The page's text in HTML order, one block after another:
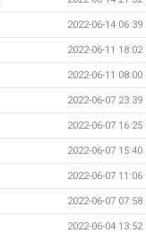
2022-06-14 06:39
2022-06-11 18:02
2022-06-11 08:00
2022-06-07 23:39
2022-06-07 16:25
2022-06-07 15:40
2022-06-07 11:06
2022-06-07 07:58
2022-06-04 13:52